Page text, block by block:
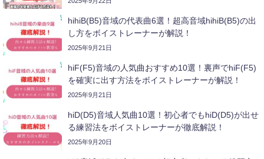
hihiB(B5)音域の代表曲6選！超高音域hihiB(B5)の出
し方をボイストレーナーが解説！
2025年9月21日
hiF(F5)音域の人気曲おすすめ10選！裏声でhiF(F5)
を確実に出す方法をボイストレーナーが解説！
2025年9月21日
hiD(D5)音域人気曲10選！初心者でもhiD(D5)が出せ
る練習法をボイストレーナーが徹底解説！
2025年9月20日